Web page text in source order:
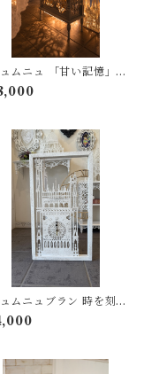
ムニュ 「甘い記憶」ナ
ン シェルフ
ムニュブラン 時を刻む
ルダム（エグゼクティ
プ）